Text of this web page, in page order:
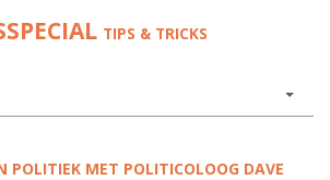
TIPS & TRICKS
POLITIEK MET POLITICOLOOG DAVE